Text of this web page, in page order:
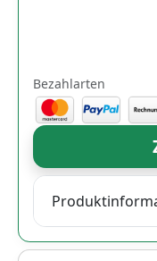
Bezahlarten